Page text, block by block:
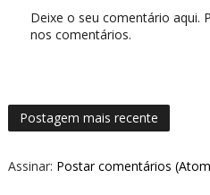
Deixe o seu comentário aqui.
nos comentários.
Postagem mais recente
Assinar: Postar comentários